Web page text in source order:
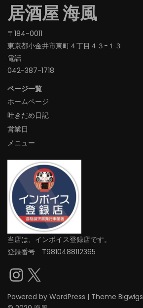
居酒屋 海風
〒184-0011
東京都小金井市東町４丁目４３−１３
電話
042-387-1718‬
ページ一覧
ホームページ
吐きだめ日記
営業日
メニュー
当店は、インボイス登録店です。
登録番号 T9810488112365
Instagram
X
Powered by WordPress | Theme Bigwigs